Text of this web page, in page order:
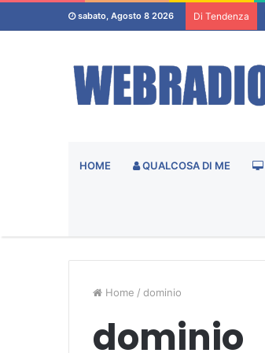
sabato, Agosto 8 2026 Di Tendenza
HOME QUALCOSA DI ME
Home / dominio
dominio